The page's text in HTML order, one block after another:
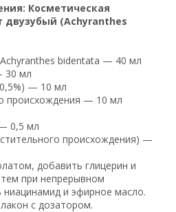
Косметическая
двузубый (Achyranthes
bidentata — 40 мл
30 мл
— 10 мл
происхождения — 10 мл
0,5 мл
происхождения) —
добавить глицерин и
при непрерывном
и эфирное масло.
с дозатором.